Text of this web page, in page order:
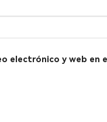
electrónico y web en